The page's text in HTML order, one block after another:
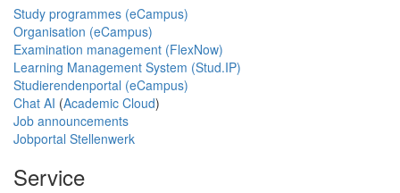
Study programmes (eCampus)
Organisation (eCampus)
Examination management (FlexNow)
Learning Management System (Stud.IP)
Studierendenportal (eCampus)
Chat AI (Academic Cloud)
Job announcements
Jobportal Stellenwerk
Service